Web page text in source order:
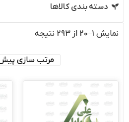
دسته بندی کالاها
نمایش 1–20 از 293 نتیجه